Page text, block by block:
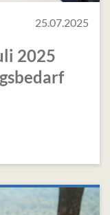
25.07.2025
2025